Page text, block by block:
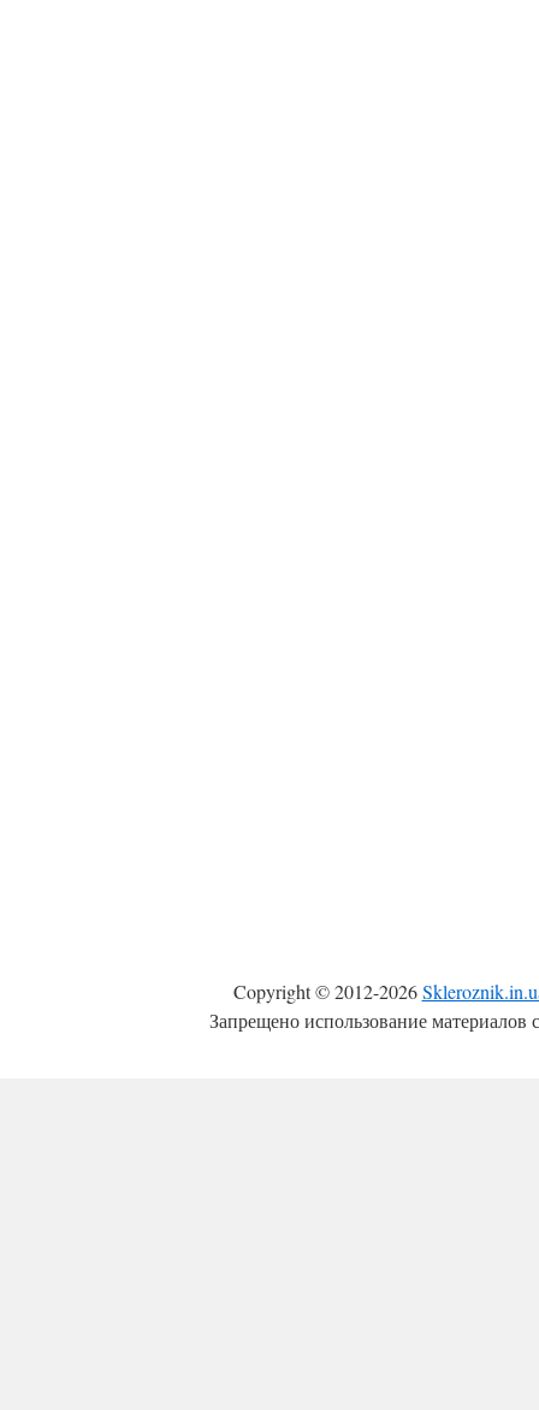
Copyright © 2012-2026
Запрещено использование материалов